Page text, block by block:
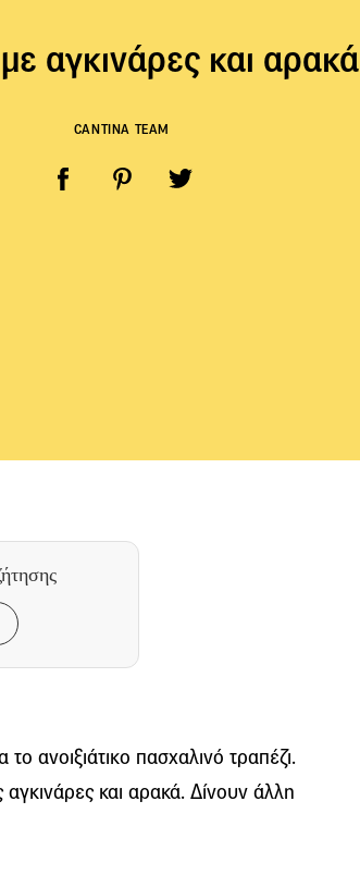
αγκινάρες και αρακά
CANTINA TEAM
ανοιξιάτικο πασχαλινό τραπέζι.
και αρακά. Δίνουν άλλη